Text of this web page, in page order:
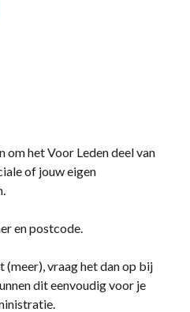
het Voor Leden deel van
of jouw eigen
en postcode.
(meer), vraag het dan op bij
dit eenvoudig voor je